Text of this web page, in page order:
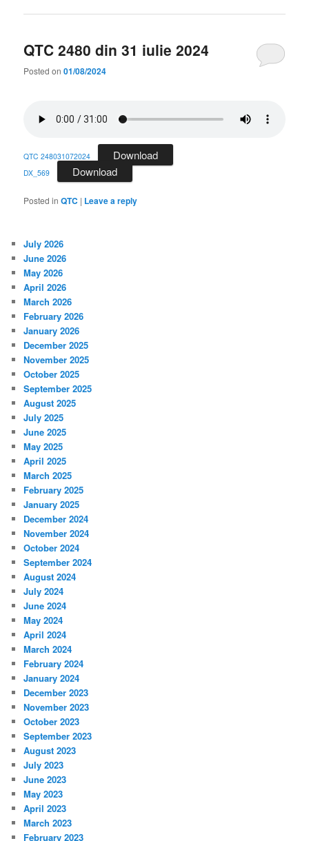
QTC 2480 din 31 iulie 2024
Posted on01/08/2024
QTC 248031072024 Download
DX_569 Download
Posted in QTC | Leave a reply
July 2026
June 2026
May 2026
April 2026
March 2026
February 2026
January 2026
December 2025
November 2025
October 2025
September 2025
August 2025
July 2025
June 2025
May 2025
April 2025
March 2025
February 2025
January 2025
December 2024
November 2024
October 2024
September 2024
August 2024
July 2024
June 2024
May 2024
April 2024
March 2024
February 2024
January 2024
December 2023
November 2023
October 2023
September 2023
August 2023
July 2023
June 2023
May 2023
April 2023
March 2023
February 2023